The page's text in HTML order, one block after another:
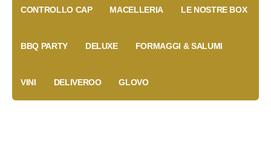
CONTROLLO CAP MACELLERIA LE NOSTRE BOX
BBQ PARTY DELUXE FORMAGGI & SALUMI
VINI DELIVEROO GLOVO